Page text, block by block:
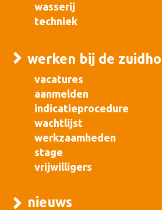
wasserij
techniek
werken bij de
vacatures
aanmelden
indicatieprocedure
wachtlijst
werkzaamheden
stage
vrijwilligers
nieuws